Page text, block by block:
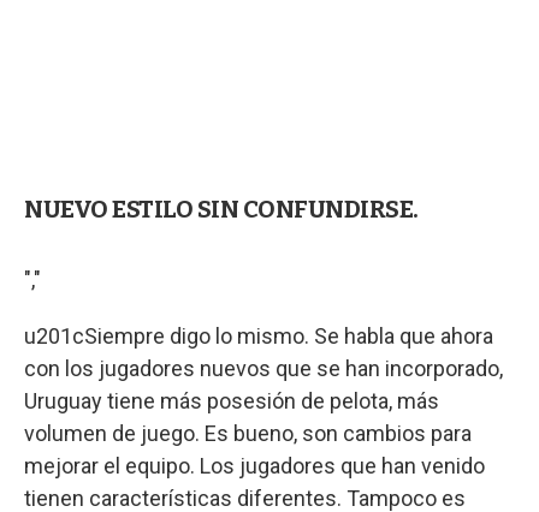
NUEVO ESTILO SIN CONFUNDIRSE.
","
u201cSiempre digo lo mismo. Se habla que ahora
con los jugadores nuevos que se han incorporado,
Uruguay tiene más posesión de pelota, más
volumen de juego. Es bueno, son cambios para
mejorar el equipo. Los jugadores que han venido
tienen características diferentes. Tampoco es